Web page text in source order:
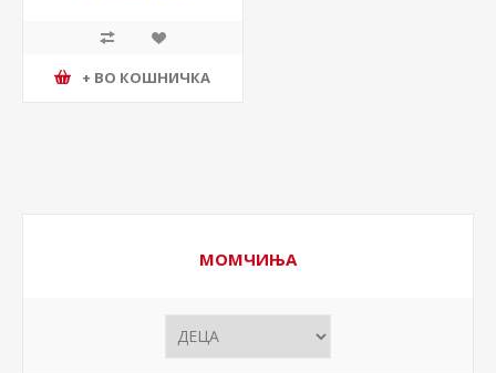
+ ВО КОШНИЧКА
МОМЧИЊА